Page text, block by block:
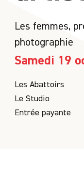
Les femmes,
photographie
Samedi 19
Les Abattoirs
Le Studio
Entrée payante